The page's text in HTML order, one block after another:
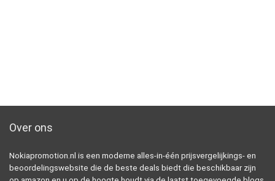
Over ons
Nokiapromotion.nl is een moderne alles-in-één prijsvergelijkings- en
beoordelingswebsite die de beste deals biedt die beschikbaar zijn